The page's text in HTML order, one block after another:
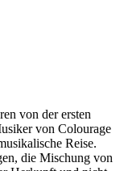
von der ersten
von Colourage
Reise.
die Mischung von